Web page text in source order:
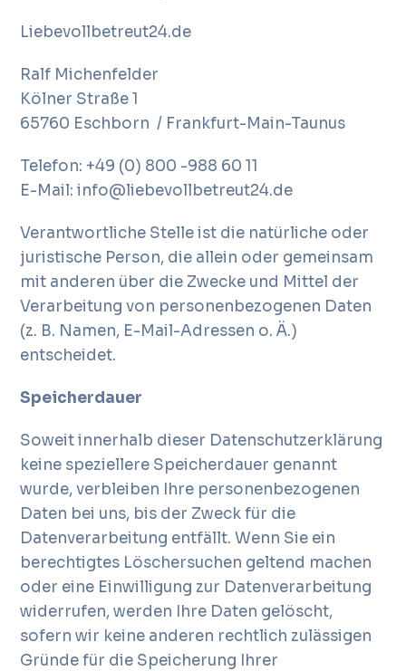
Liebevollbetreut24.de
Ralf Michenfelder
Kölner Straße 1
65760 Eschborn / Frankfurt-Main-Taunus
Telefon: +49 (0) 800 -988 60 11
E-Mail: info@liebevollbetreut24.de
Verantwortliche Stelle ist die natürliche oder
juristische Person, die allein oder gemeinsam
mit anderen über die Zwecke und Mittel der
Verarbeitung von personenbezogenen Daten
(z. B. Namen, E-Mail-Adressen o. Ä.)
entscheidet.
Speicherdauer
Soweit innerhalb dieser Datenschutzerklärung
keine speziellere Speicherdauer genannt
wurde, verbleiben Ihre personenbezogenen
Daten bei uns, bis der Zweck für die
Datenverarbeitung entfällt. Wenn Sie ein
berechtigtes Löschersuchen geltend machen
oder eine Einwilligung zur Datenverarbeitung
widerrufen, werden Ihre Daten gelöscht,
sofern wir keine anderen rechtlich zulässigen
Gründe für die Speicherung Ihrer